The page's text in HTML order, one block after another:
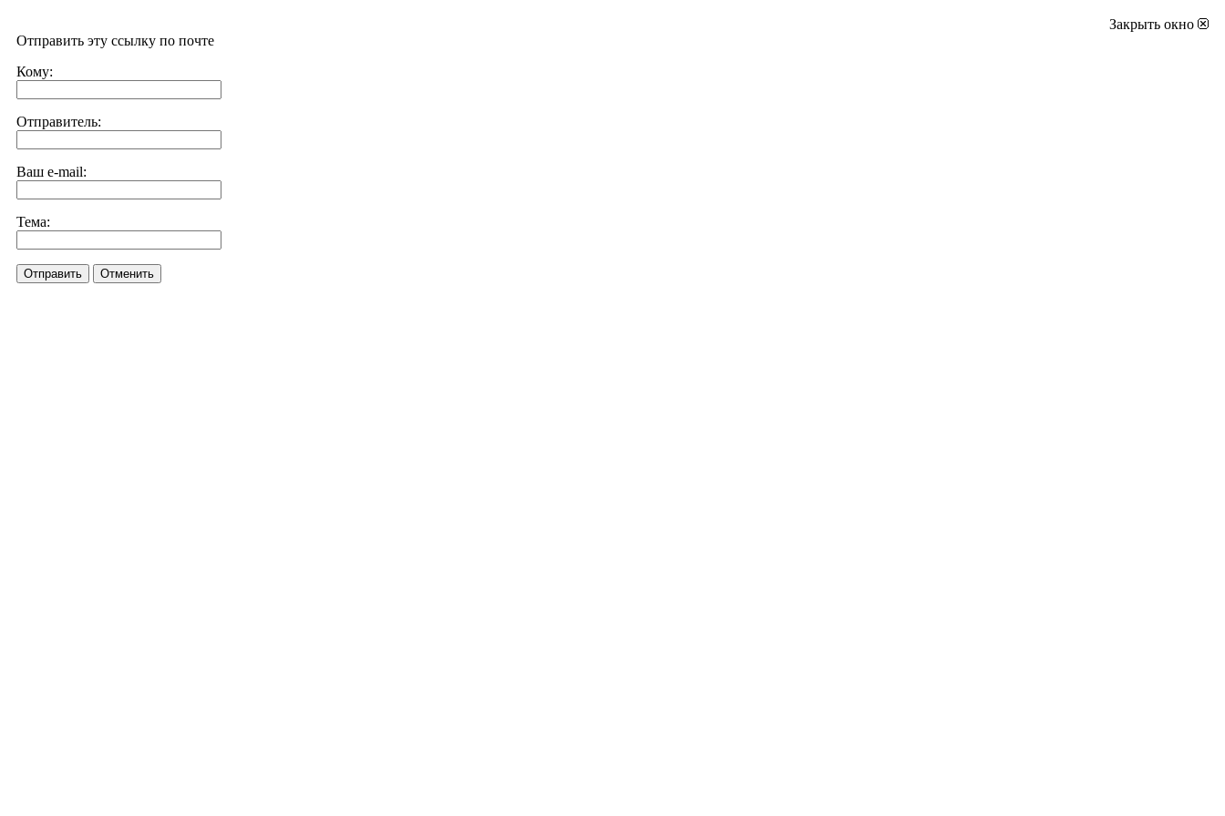
Закрыть окно
Отправить эту ссылку по почте
Кому:
Отправитель:
Ваш e-mail:
Тема:
Отправить Отменить